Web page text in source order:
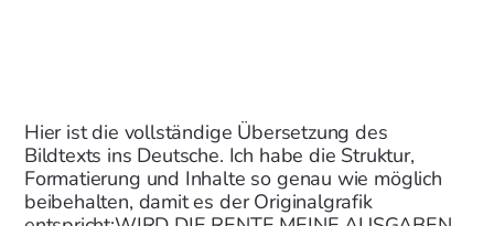
Hier ist die vollständige Übersetzung des
Bildtexts ins Deutsche. Ich habe die Struktur,
Formatierung und Inhalte so genau wie möglich
beibehalten, damit es der Originalgrafik